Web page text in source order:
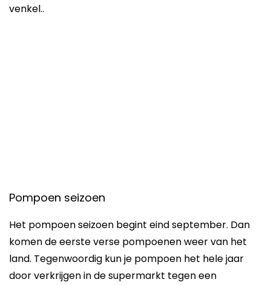
venkel..
Pompoen seizoen
Het pompoen seizoen begint eind september. Dan
komen de eerste verse pompoenen weer van het
land. Tegenwoordig kun je pompoen het hele jaar
door verkrijgen in de supermarkt tegen een